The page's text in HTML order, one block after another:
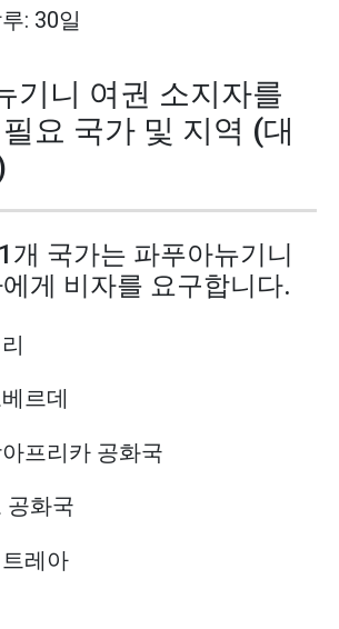
: 30일
기니 여권 소지자를
요 국가 및 지역 (대
개 국가는 파푸아뉴기니
게 비자를 요구합니다.
르데
프리카 공화국
화국
레아